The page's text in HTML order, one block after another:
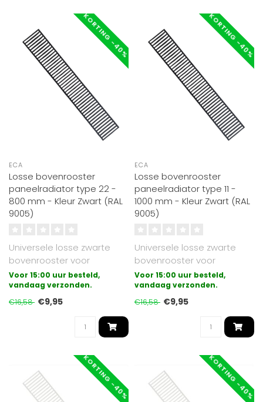
KORTING -40%
ECA
Losse bovenrooster
paneelradiator type 22 -
800 mm - Kleur Zwart (RAL
9005)
Universele losse zwarte
bovenrooster voor
paneelradiatoren
uitgevoerd in type 22..
Voor 15:00 uur besteld,
vandaag verzonden.
€16,58 €9,95
KORTING -40%
ECA
Losse bovenrooster
paneelradiator type 11 -
1000 mm - Kleur Zwart (RAL
9005)
Universele losse zwarte
bovenrooster voor
paneelradiatoren
uitgevoerd in type 11..
Voor 15:00 uur besteld,
vandaag verzonden.
€16,58 €9,95
KORTING -40% KORTING -40%